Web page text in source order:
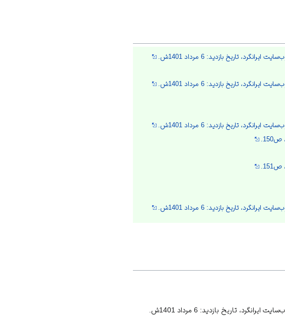
تاریخ بازدید: 6 مرداد 1401ش.
تاریخ بازدید: 6 مرداد 1401ش.
تاریخ بازدید: 6 مرداد 1401ش.
تاریخ بازدید: 6 مرداد 1401ش.
تاریخ بازدید: 6 مرداد 1401ش.